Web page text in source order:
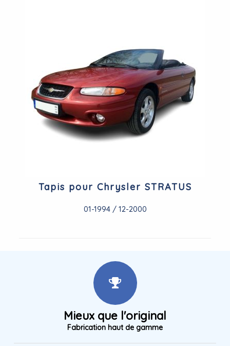
Tapis pour Chrysler STRATUS
01-1994 / 12-2000
Mieux que l'original
Fabrication haut de gamme